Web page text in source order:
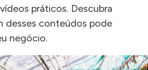
práticos. Descubra
desses conteúdos pode
negócio.